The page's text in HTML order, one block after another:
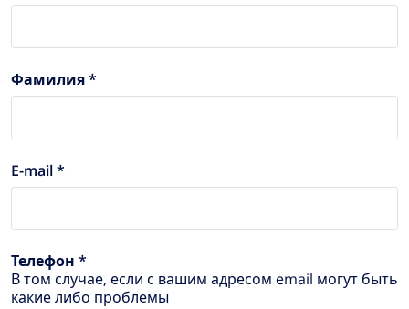
Фамилия *
E-mail *
Телефон *
В том случае, если с вашим адресом email могут быть
какие либо проблемы